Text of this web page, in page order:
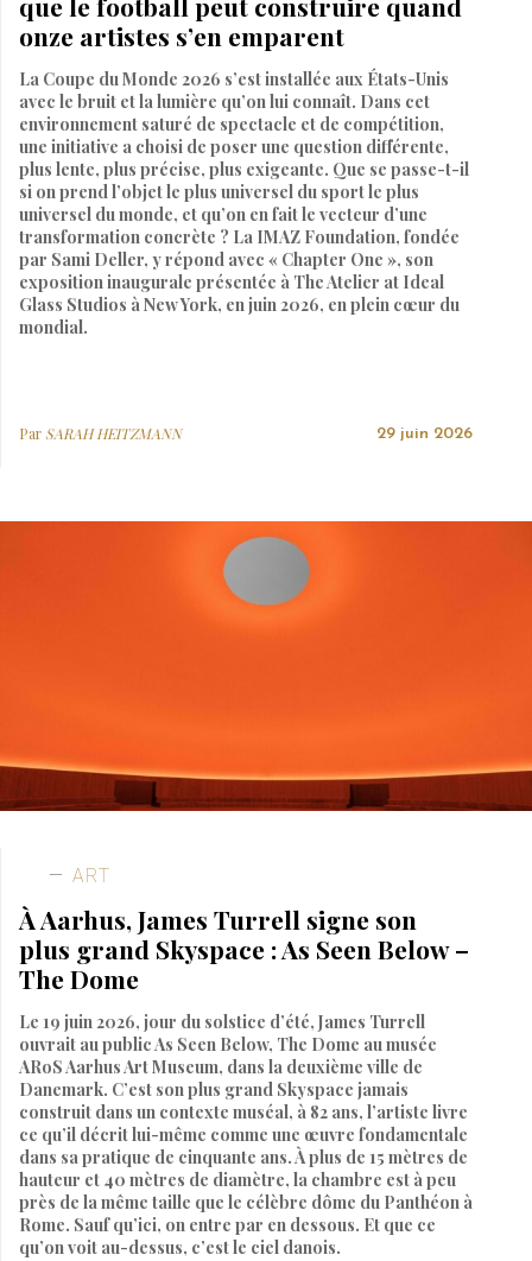
onze artistes s’en emparent
La Coupe du Monde 2026 s’est installée aux États-Unis
avec le bruit et la lumière qu’on lui connaît. Dans cet
environnement saturé de spectacle et de compétition,
une initiative a choisi de poser une question différente,
plus lente, plus précise, plus exigeante. Que se passe-t-il
si on prend l’objet le plus universel du sport le plus
universel du monde, et qu’on en fait le vecteur d’une
transformation concrète ? La IMAZ Foundation, fondée
par Sami Deller, y répond avec « Chapter One », son
exposition inaugurale présentée à The Atelier at Ideal
Glass Studios à New York, en juin 2026, en plein cœur du
mondial.
Par SARAH HEITZMANN 29 juin 2026
ART
À Aarhus, James Turrell signe son
plus grand Skyspace : As Seen Below –
The Dome
Le 19 juin 2026, jour du solstice d’été, James Turrell
ouvrait au public As Seen Below, The Dome au musée
ARoS Aarhus Art Museum, dans la deuxième ville de
Danemark. C’est son plus grand Skyspace jamais
construit dans un contexte muséal, à 82 ans, l’artiste livre
ce qu’il décrit lui-même comme une œuvre fondamentale
dans sa pratique de cinquante ans. À plus de 15 mètres de
hauteur et 40 mètres de diamètre, la chambre est à peu
près de la même taille que le célèbre dôme du Panthéon à
Rome. Sauf qu’ici, on entre par en dessous. Et que ce
qu’on voit au-dessus, c’est le ciel danois.